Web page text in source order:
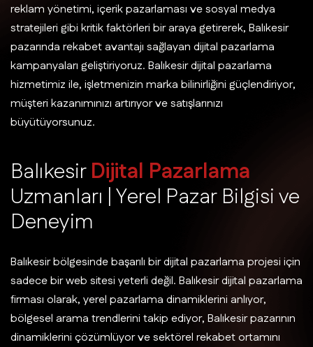
reklam yönetimi, içerik pazarlaması ve sosyal medya
stratejileri gibi kritik faktörleri bir araya getirerek, Balıkesir
pazarında rekabet avantajı sağlayan dijital pazarlama
kampanyaları geliştiriyoruz. Balıkesir dijital pazarlama
hizmetimiz ile, işletmenizin marka bilinirliğini güçlendiriyor,
müşteri kazanımınızı artırıyor ve satışlarınızı
büyütüyorsunuz.
BalıkesirDijital Pazarlama
Uzmanları |Yerel Pazar Bilgisive
Deneyim
Balıkesir bölgesinde başarılı bir dijital pazarlama projesi için
sadece bir web sitesi yeterli değil. Balıkesir dijital pazarlama
firması olarak, yerel pazarlama dinamiklerini anlıyor,
bölgesel arama trendlerini takip ediyor, Balıkesir pazarının
dinamiklerini çözümlüyor ve sektörel rekabet ortamını